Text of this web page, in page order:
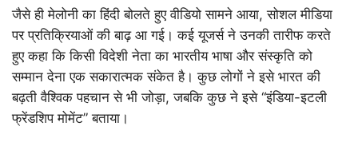
जैसे ही मेलोनी का हिंदी बोलते हुए वीडियो सामने आया, सोशल मीडिया
पर प्रतिक्रियाओं की बाढ़ आ गई। कई यूजर्स ने उनकी तारीफ करते
हुए कहा कि किसी विदेशी नेता का भारतीय भाषा और संस्कृति को
सम्मान देना एक सकारात्मक संकेत है। कुछ लोगों ने इसे भारत की
बढ़ती वैश्विक पहचान से भी जोड़ा, जबकि कुछ ने इसे “इंडिया-इटली
फ्रेंडशिप मोमेंट” बताया।